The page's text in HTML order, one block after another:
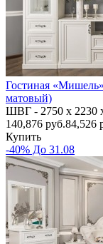
Гостиная
матовый)
ШВГ - 2750 х 2230
140,876 руб.84,526
Купить
-40% До 31.08